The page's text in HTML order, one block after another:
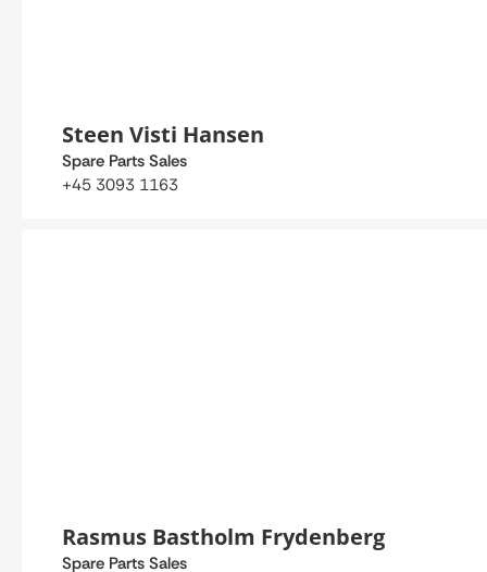
Steen Visti Hansen
Spare Parts Sales
+45 3093 1163
Rasmus Bastholm Frydenberg
Spare Parts Sales